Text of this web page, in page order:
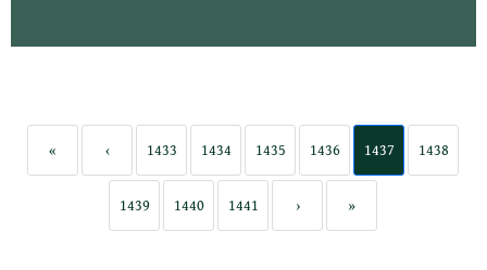
« ‹ 1433 1434 1435 1436 1437 1438
1439 1440 1441 › »